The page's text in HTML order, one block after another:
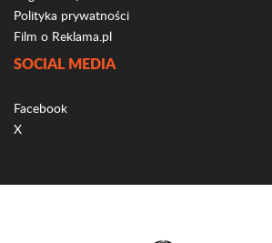
Polityka prywatności
Film o Reklama.pl
SOCIAL MEDIA
Facebook
X